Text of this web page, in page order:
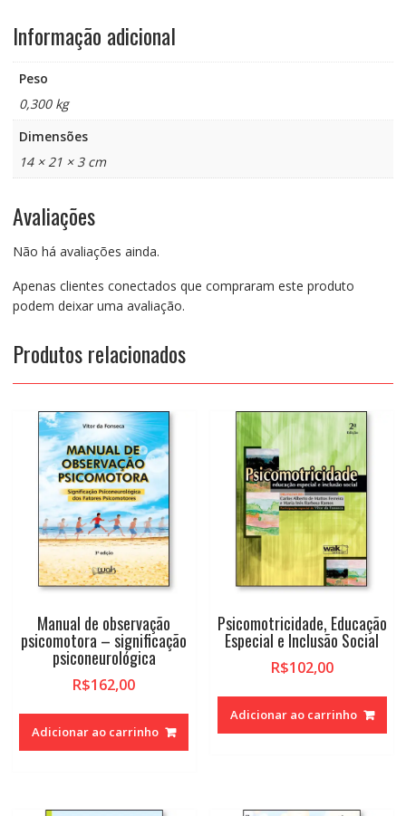
Informação adicional
Peso
0,300 kg
Dimensões
14 × 21 × 3 cm
Avaliações
Não há avaliações ainda.
Apenas clientes conectados que compraram este produto
podem deixar uma avaliação.
Produtos relacionados
Manual de observação
psicomotora – significação
psiconeurológica
R$162,00
Adicionar ao carrinho
Psicomotricidade, Educação
Especial e Inclusão Social
R$102,00
Adicionar ao carrinho